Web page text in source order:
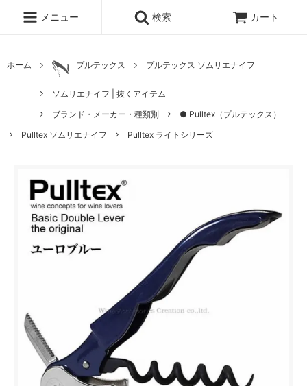
メニュー 検索 カート
ホーム プルテックス プルテックス ソムリエナイフ
ソムリエナイフ | 抜くアイテム
ブランド・メーカー・種類別
● Pulltex（プルテックス）
Pulltex ソムリエナイフ
Pulltex ライトシリーズ